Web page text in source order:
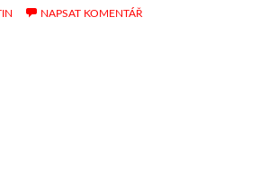
NAPSAT KOMENTÁŘ